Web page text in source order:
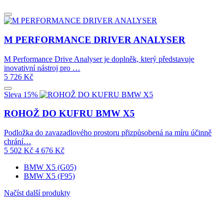
M PERFORMANCE DRIVER ANALYSER
M Performance Drive Analyser je doplněk, který představuje
inovativní nástroj pro …
5 726 Kč
Sleva 15%
ROHOŽ DO KUFRU BMW X5
Podložka do zavazadlového prostoru přizpůsobená na míru účinně
chrání…
5 502 Kč 4 676 Kč
BMW X5 (G05)
BMW X5 (F95)
Načíst další produkty